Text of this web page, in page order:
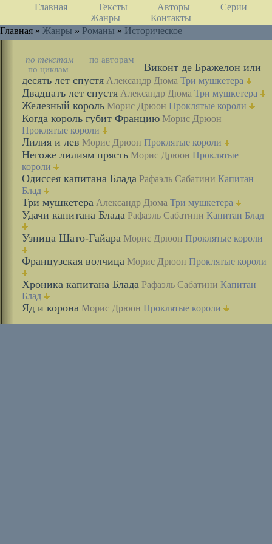
Главная Тексты Авторы
Серии
Жанры
Контакты
Главная » Жанры » Романы » Историческое
по текстам
по авторам
по циклам
Виконт де Бражелон или
десять лет спустя Александр Дюма Три мушкетера
Двадцать лет спустя Александр Дюма Три мушкетера
Железный король Морис Дрюон Проклятые короли
Когда король губит Францию Морис Дрюон
Проклятые короли
Лилия и лев Морис Дрюон Проклятые короли
Негоже лилиям прясть Морис Дрюон Проклятые
короли
Одиссея капитана Блада Рафаэль Сабатини Капитан
Блад
Три мушкетера Александр Дюма Три мушкетера
Удачи капитана Блада Рафаэль Сабатини Капитан Блад
Узница Шато-Гайара Морис Дрюон Проклятые короли
Французская волчица Морис Дрюон Проклятые короли
Хроника капитана Блада Рафаэль Сабатини Капитан
Блад
Яд и корона Морис Дрюон Проклятые короли